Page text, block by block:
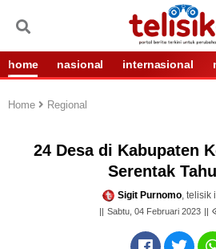
home nasional internasional
Home Regional
24 Desa di Kabupaten
Serentak
Sigit Purnomo, telisik
Sabtu, 04 Februari 2023